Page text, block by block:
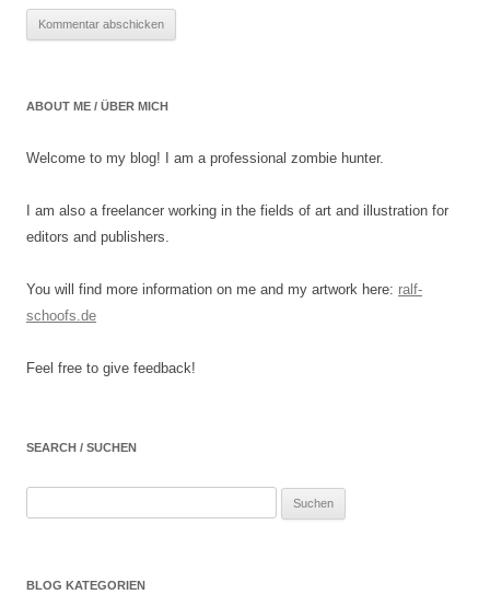
ABOUT ME / ÜBER MICH
Welcome to my blog! I am a professional zombie hunter.
I am also a freelancer working in the fields of art and illustration for
editors and publishers.
You will find more information on me and my artwork here: ralf-
schoofs.de
Feel free to give feedback!
SEARCH / SUCHEN
BLOG KATEGORIEN